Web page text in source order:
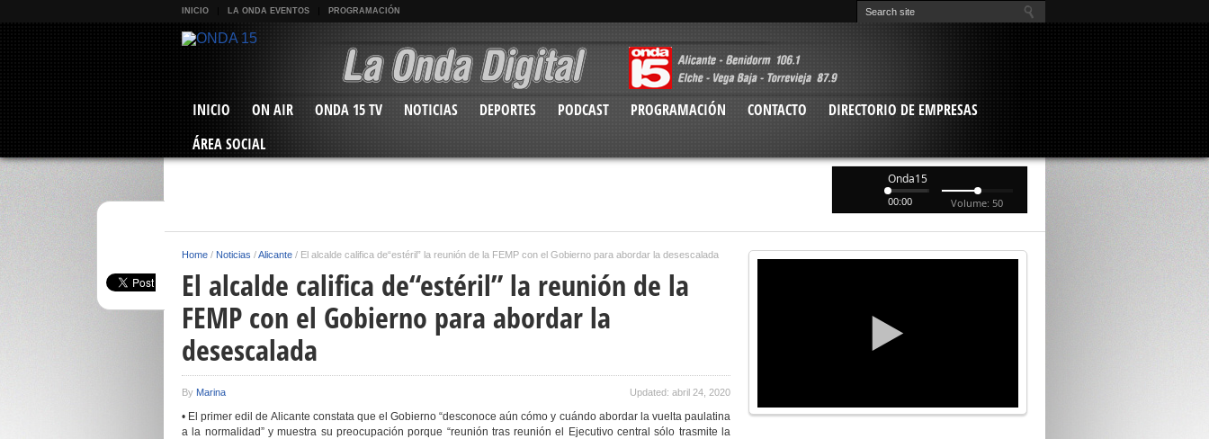
INICIO LA ONDA EVENTOS PROGRAMACIÓN
INICIO ON AIR ONDA 15 TV NOTICIAS DEPORTES PODCAST PROGRAMACIÓN CONTACTO
DIRECTORIO DE EMPRESAS
ÁREA SOCIAL
Onda15
00:00 Volume: 50
Home / Noticias /Alicante / El alcalde califica de“estéril” la reunión de la FEMP con el Gobierno para abordar la desescalada
El alcalde califica de“estéril” la reunión de la
FEMP con el Gobierno para abordar la
desescalada
By Marina Updated: abril 24, 2020
• El primer edil de Alicante constata que el Gobierno “desconoce aún cómo y cuándo abordar la vuelta paulatina
a la normalidad” y muestra su preocupación porque “reunión tras reunión el Ejecutivo central sólo trasmite la